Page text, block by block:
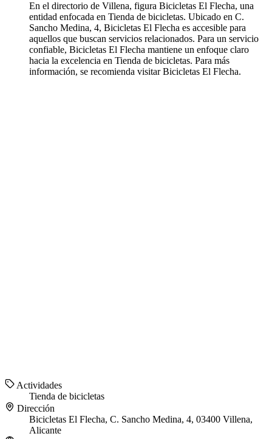
En el directorio de Villena, figura Bicicletas El Flecha, una
entidad enfocada en Tienda de bicicletas. Ubicado en C.
Sancho Medina, 4, Bicicletas El Flecha es accesible para
aquellos que buscan servicios relacionados. Para un servicio
confiable, Bicicletas El Flecha mantiene un enfoque claro
hacia la excelencia en Tienda de bicicletas. Para más
información, se recomienda visitar Bicicletas El Flecha.
Actividades
Tienda de bicicletas
Dirección
Bicicletas El Flecha, C. Sancho Medina, 4, 03400 Villena,
Alicante